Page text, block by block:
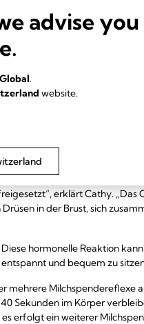
einzuführen – doch
stillen! Auch
also so einer strikten Routine
scheint. Schreien ist ein
seinen Mund öffnet, an
saugen, um den
erklärt Cathy. „Das
in der Brust, sich
hormonelle Reaktion
und bequem zu
mehrere Milchspendereflexe
Sekunden im Körper
erfolgt ein weiterer
advise
Global.
website.